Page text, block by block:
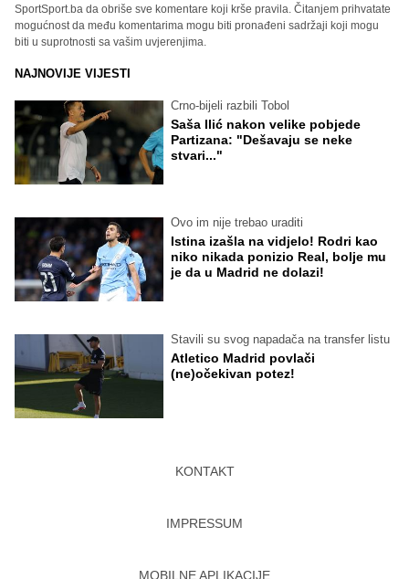
SportSport.ba da obriše sve komentare koji krše pravila. Čitanjem prihvatate
mogućnost da među komentarima mogu biti pronađeni sadržaji koji mogu
biti u suprotnosti sa vašim uvjerenjima.
NAJNOVIJE VIJESTI
Crno-bijeli razbili Tobol
Saša Ilić nakon velike pobjede
Partizana: "Dešavaju se neke
stvari..."
Ovo im nije trebao uraditi
Istina izašla na vidjelo! Rodri kao
niko nikada ponizio Real, bolje mu
je da u Madrid ne dolazi!
Stavili su svog napadača na transfer listu
Atletico Madrid povlači
(ne)očekivan potez!
KONTAKT
IMPRESSUM
MOBILNE APLIKACIJE